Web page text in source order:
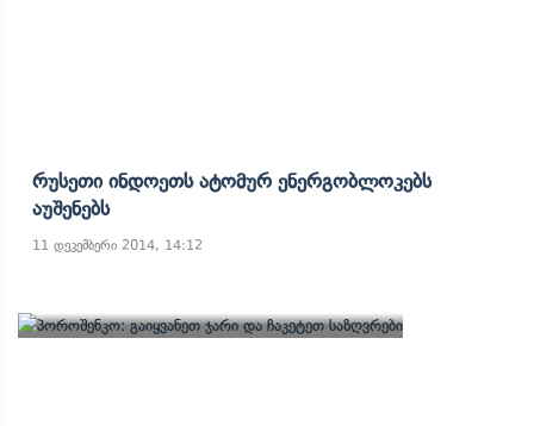
Რუსეთი Ინდოეთს Ატომურ Ენერგობლოკებს
Აუშენებს
11 დეკემბერი 2014, 14:12